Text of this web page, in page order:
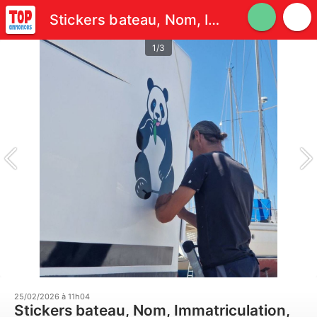
Stickers bateau, Nom, Immatriculation, Déco personnalisée
1/3
25/02/2026 à 11h04
Stickers bateau, Nom, Immatriculation,